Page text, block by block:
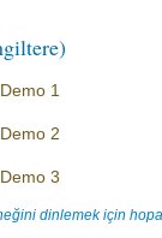
Demo 1
Demo 2
Demo 3
dinlemek için